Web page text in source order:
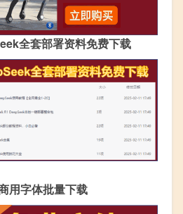
全套部署资料免费下载
用字体批量下载